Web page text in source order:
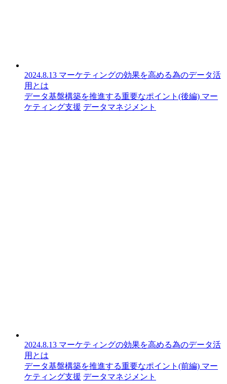
2024.8.13 マーケティングの効果を高める為のデータ活
用とは
データ基盤構築を推進する重要なポイント(後編) マー
ケティング支援 データマネジメント
2024.8.13 マーケティングの効果を高める為のデータ活
用とは
データ基盤構築を推進する重要なポイント(前編) マー
ケティング支援 データマネジメント